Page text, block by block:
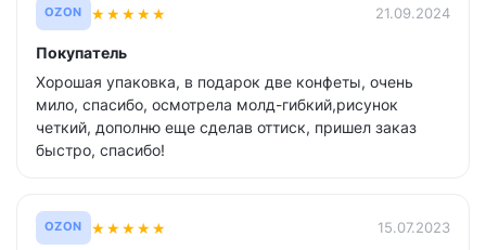
OZON ★★★★★ 21.09.2024
Покупатель
Хорошая упаковка, в подарок две конфеты, очень
мило, спасибо, осмотрела молд-гибкий,рисунок
четкий, дополню еще сделав оттиск, пришел заказ
быстро, спасибо!
OZON ★★★★★ 15.07.2023